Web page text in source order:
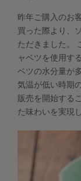
昨年ご購入のお
買った際より、
ただきました。
ャベツを使用す
ベツの水分量が
気温が低い時期
販売を開始する
た味わいを実現